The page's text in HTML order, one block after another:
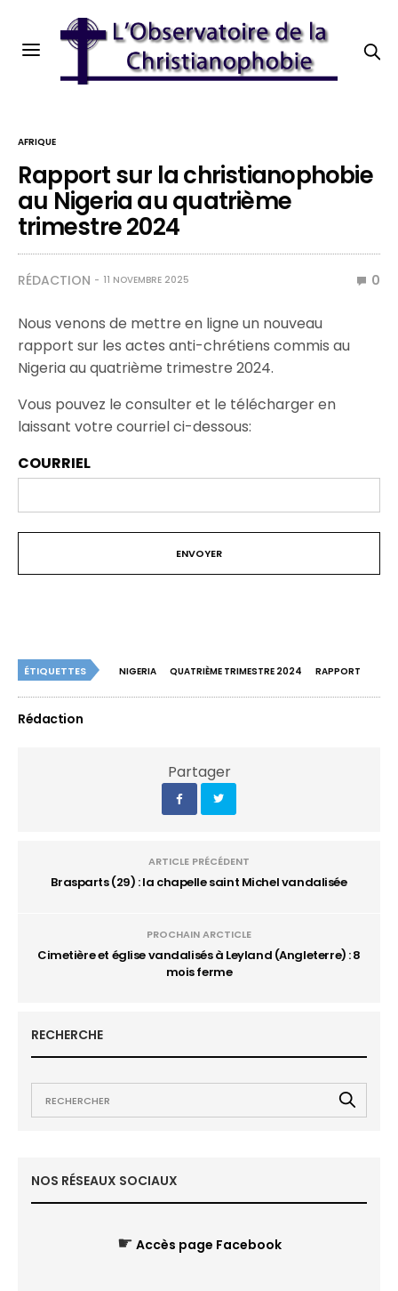
AFRIQUE
Rapport sur la christianophobie
au Nigeria au quatrième
trimestre 2024
RÉDACTION 11 NOVEMBRE 2025 0
Nous venons de mettre en ligne un nouveau
rapport sur les actes anti-chrétiens commis au
Nigeria au quatrième trimestre 2024.
Vous pouvez le consulter et le télécharger en
laissant votre courriel ci-dessous:
COURRIEL
ÉTIQUETTES NIGERIA QUATRIÈME TRIMESTRE 2024 RAPPORT
Rédaction
Partager
ARTICLE PRÉCÉDENT
Brasparts (29) : la chapelle saint Michel vandalisée
PROCHAIN ARCTICLE
Cimetière et église vandalisés à Leyland (Angleterre) : 8
mois ferme
RECHERCHE
NOS RÉSEAUX SOCIAUX
☛ Accès page Facebook